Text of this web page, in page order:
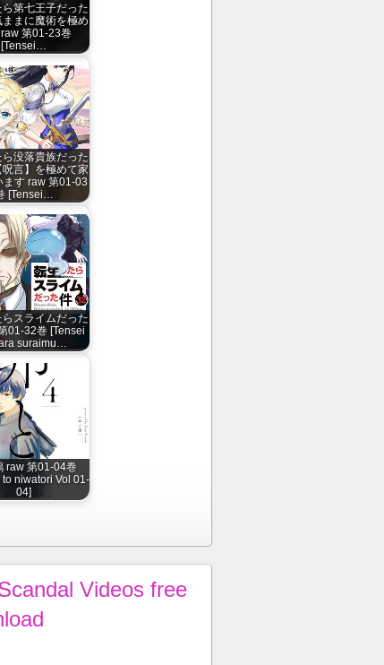
第七王子だった
まに魔術を極め
raw 第01-23巻
[Tensei…
没落貴族だった
言】を極めて家
ます raw 第01-03
[Tensei…
スライムだった
01-32巻 [Tensei
suraimu…
raw 第01-04巻
to niwatori Vol 01-
04]
Videos free